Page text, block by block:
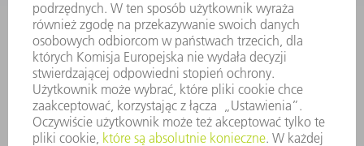
SPRAWOZDANIE Z DZIAŁALNOŚCI
ZASADY BIZNESOWE
ZAPEWNIENIE ZGODNOŚCI DZIAŁALNOŚCI Z REGULACJAMI
SYSTEM ZGŁASZANIA NIEPRAWIDŁOWOŚCI
BEZPIECZEŃSTWO
INFORMACJE PRASOWE
MAGAZYNY
ZRÓWNOWAŻONY ROZWÓJ
ŚRODOWISKO I KLIMAT